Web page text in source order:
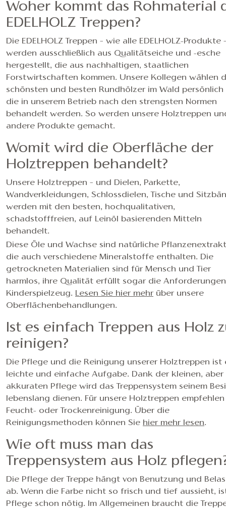
Woher kommt das Rohmaterial
EDELHOLZ Treppen?
Die EDELHOLZ Treppen – wie alle EDELHOLZ-Produkte
werden ausschließlich aus Qualitätseiche und -esche
hergestellt, die aus nachhaltigen, staatlichen
Forstwirtschaften kommen. Unsere Kollegen wählen
schönsten und besten Rundhölzer im Wald persönlich
die in unserem Betrieb nach den strengsten Normen
behandelt werden. So werden unsere Holztreppen
andere Produkte gemacht.
Womit wird die Oberfläche der
Holztreppen behandelt?
Unsere Holztreppen – und Dielen, Parkette,
Wandverkleidungen, Schlossdielen, Tische und
werden mit den besten, hochqualitativen,
schadstofffreien, auf Leinöl basierenden Mitteln
behandelt.
Diese Öle und Wachse sind natürliche
die auch verschiedene Mineralstoffe enthalten. Die
getrockneten Materialien sind für Mensch und Tier
harmlos, ihre Qualität erfüllt sogar die
Kinderspielzeug. Lesen Sie hier mehr über unsere
Oberflächenbehandlungen.
Ist es einfach Treppen aus Holz
reinigen?
Die Pflege und die Reinigung unserer Holztreppen ist
leichte und einfache Aufgabe. Dank der kleinen, aber
akkuraten Pflege wird das Treppensystem seinem
lebenslang dienen. Für unsere Holztreppen
Feucht- oder Trockenreinigung. Über die
Reinigungsmethoden können Sie hier mehr lesen.
Wie oft muss man das
Treppensystem aus Holz
Die Pflege der Treppe hängt von Benutzung und
ab. Wenn die Farbe nicht so frisch und tief aussieht,
Pflege schon nötig. Im Allgemeinen braucht die